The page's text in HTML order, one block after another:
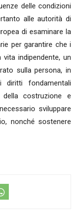
delle condizioni
alle autorità di
di esaminare la
per garantire che i
indipendente, un
sulla persona, in
fondamentali
della costruzione e
sviluppare
nonché sostenere